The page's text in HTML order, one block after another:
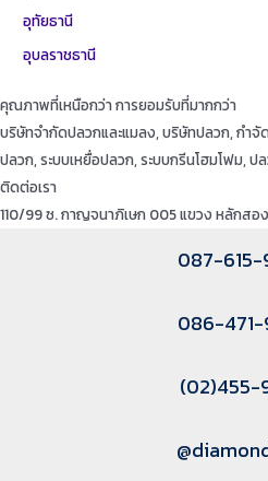
อุทัยธานี
อุบลราชธานี
คุณภาพที่เหนือกว่า การยอมรับที่มากกว่า
บริษัทจำกัดปลวกและแมลง, บริษัทปลวก, กำ
ปลวก, ระบบเหยื่อปลวก, ระบบกรีนโฮมโฟม,
ติดต่อเรา
110/99 ซ. กาญจนาภิเษก 005 แขวง หลักสอ
087-
086-
(02)455-